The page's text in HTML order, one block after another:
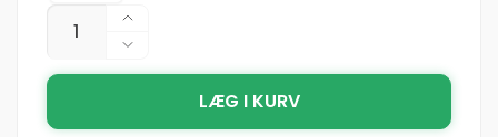
Antal
Øg
antallet
for
BLÅKLÄDER
Reducer
antallet
BLÅKLÄDER
LÆG I KURV